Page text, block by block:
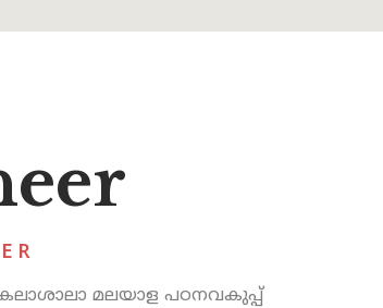
മലയാള പഠനവകുപ്പ്